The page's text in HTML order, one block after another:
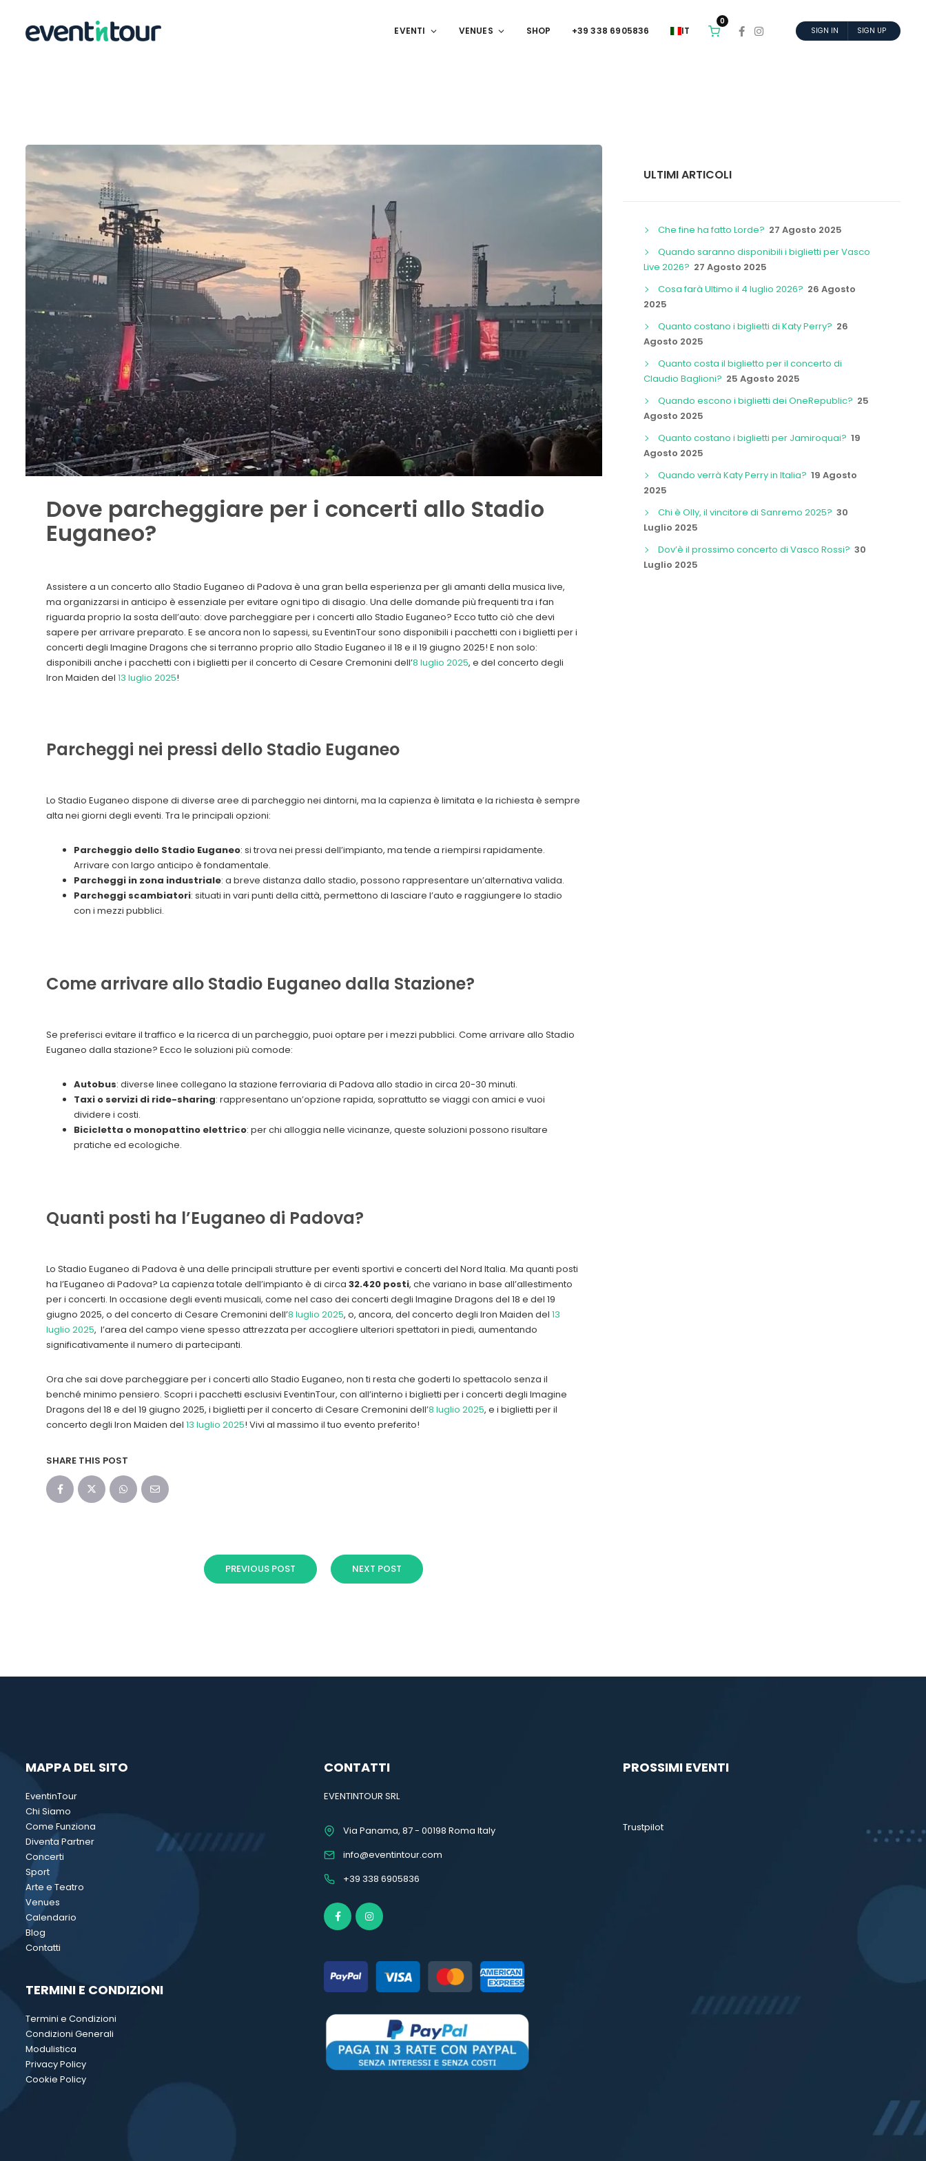
EVENTI VENUES SHOP +39 338 6905836 IT
0
SIGN IN SIGN UP
Dove parcheggiare per i concerti allo Stadio
Euganeo?
Assistere a un concerto allo Stadio Euganeo di Padova è una gran bella esperienza per gli amanti della musica live,
ma organizzarsi in anticipo è essenziale per evitare ogni tipo di disagio. Una delle domande più frequenti tra i fan
riguarda proprio la sosta dell’auto: dove parcheggiare per i concerti allo Stadio Euganeo? Ecco tutto ciò che devi
sapere per arrivare preparato. E se ancora non lo sapessi, su EventinTour sono disponibili i pacchetti con i biglietti per i
concerti degli Imagine Dragons che si terranno proprio allo Stadio Euganeo il 18 e il 19 giugno 2025! E non solo:
disponibili anche i pacchetti con i biglietti per il concerto di Cesare Cremonini dell’8 luglio 2025, e del concerto degli
Iron Maiden del 13 luglio 2025!
Parcheggi nei pressi dello Stadio Euganeo
Lo Stadio Euganeo dispone di diverse aree di parcheggio nei dintorni, ma la capienza è limitata e la richiesta è sempre
alta nei giorni degli eventi. Tra le principali opzioni:
Parcheggio dello Stadio Euganeo: si trova nei pressi dell’impianto, ma tende a riempirsi rapidamente.
Arrivare con largo anticipo è fondamentale.
Parcheggi in zona industriale: a breve distanza dallo stadio, possono rappresentare un’alternativa valida.
Parcheggi scambiatori: situati in vari punti della città, permettono di lasciare l’auto e raggiungere lo stadio
con i mezzi pubblici.
Come arrivare allo Stadio Euganeo dalla Stazione?
Se preferisci evitare il traffico e la ricerca di un parcheggio, puoi optare per i mezzi pubblici. Come arrivare allo Stadio
Euganeo dalla stazione? Ecco le soluzioni più comode:
Autobus: diverse linee collegano la stazione ferroviaria di Padova allo stadio in circa 20-30 minuti.
Taxi o servizi di ride-sharing: rappresentano un’opzione rapida, soprattutto se viaggi con amici e vuoi
dividere i costi.
Bicicletta o monopattino elettrico: per chi alloggia nelle vicinanze, queste soluzioni possono risultare
pratiche ed ecologiche.
Quanti posti ha l’Euganeo di Padova?
Lo Stadio Euganeo di Padova è una delle principali strutture per eventi sportivi e concerti del Nord Italia. Ma quanti posti
ha l’Euganeo di Padova? La capienza totale dell’impianto è di circa 32.420 posti, che variano in base all’allestimento
per i concerti. In occasione degli eventi musicali, come nel caso dei concerti degli Imagine Dragons del 18 e del 19
giugno 2025, o del concerto di Cesare Cremonini dell’8 luglio 2025, o, ancora, del concerto degli Iron Maiden del 13
luglio 2025, l’area del campo viene spesso attrezzata per accogliere ulteriori spettatori in piedi, aumentando
significativamente il numero di partecipanti.
Ora che sai dove parcheggiare per i concerti allo Stadio Euganeo, non ti resta che goderti lo spettacolo senza il
benché minimo pensiero. Scopri i pacchetti esclusivi EventinTour, con all’interno i biglietti per i concerti degli Imagine
Dragons del 18 e del 19 giugno 2025, i biglietti per il concerto di Cesare Cremonini dell’8 luglio 2025, e i biglietti per il
concerto degli Iron Maiden del 13 luglio 2025! Vivi al massimo il tuo evento preferito!
SHARE THIS POST
PREVIOUS POST NEXT POST
ULTIMI ARTICOLI
Che fine ha fatto Lorde? 27 Agosto 2025
Quando saranno disponibili i biglietti per Vasco
Live 2026? 27 Agosto 2025
Cosa farà Ultimo il 4 luglio 2026? 26 Agosto
2025
Quanto costano i biglietti di Katy Perry? 26
Agosto 2025
Quanto costa il biglietto per il concerto di
Claudio Baglioni? 25 Agosto 2025
Quando escono i biglietti dei OneRepublic? 25
Agosto 2025
Quanto costano i biglietti per Jamiroquai? 19
Agosto 2025
Quando verrà Katy Perry in Italia? 19 Agosto
2025
Chi è Olly, il vincitore di Sanremo 2025? 30
Luglio 2025
Dov’è il prossimo concerto di Vasco Rossi? 30
Luglio 2025
MAPPA DEL SITO
EventinTour
Chi Siamo
Come Funziona
Diventa Partner
Concerti
Sport
Arte e Teatro
Venues
Calendario
Blog
Contatti
TERMINI E CONDIZIONI
Termini e Condizioni
Condizioni Generali
Modulistica
Privacy Policy
Cookie Policy
CONTATTI
EVENTINTOUR SRL
Via Panama, 87 - 00198 Roma Italy
info@eventintour.com
+39 338 6905836
PROSSIMI EVENTI
Trustpilot